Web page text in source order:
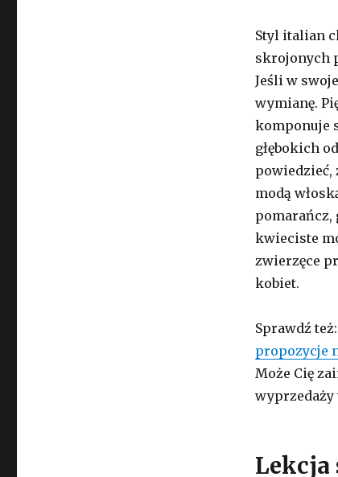
Styl italian
skrojonych
Jeśli w
wymianę.
komponuje
głębokich
powiedzieć,
modą
pomarańcz,
kwieciste
zwierzęce
kobiet.
Sprawdź też:
propozycje
Może Cię
wyprzedaży
Lekcja